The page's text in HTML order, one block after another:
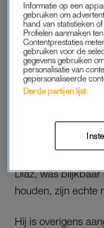
BELASTING
moeten betalen
aangegeven. Dat
Diaz, was
houden, zijn echte
Hij is overigens
Informatie op een
gebruiken om
hand van statistieken
Profielen aanmaken
Contentprestaties
gebruiken voor de
gegevens gebruiken
personalisatie van
gepersonaliseerde
Derde partijen lijst